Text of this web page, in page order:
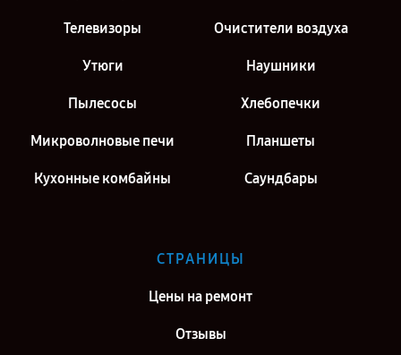
Телевизоры Очистители воздуха
Утюги Наушники
Пылесосы Хлебопечки
Микроволновые печи Планшеты
Кухонные комбайны Саундбары
СТРАНИЦЫ
Цены на ремонт
Отзывы